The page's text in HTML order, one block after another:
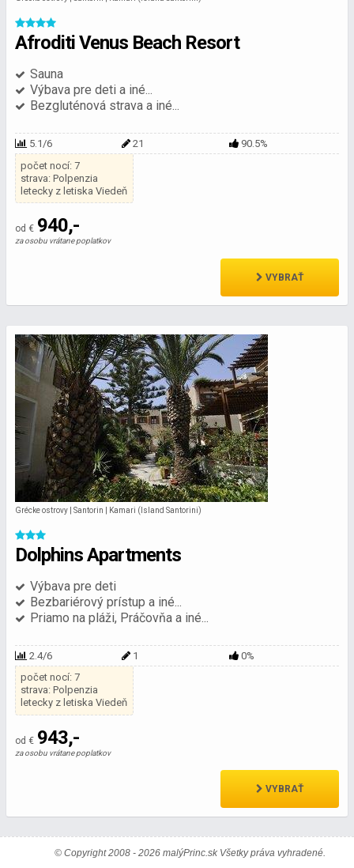
Afroditi Venus Beach Resort
Sauna
Výbava pre deti a iné...
Bezgluténová strava a iné...
5.1/6 21
90.5%
počet nocí: 7
strava: Polpenzia
letecky z letiska Viedeň
od € 940,-
za osobu vrátane poplatkov
VYBRAŤ
Grécke ostrovy | Santorin | Kamari (Island Santorini)
Dolphins Apartments
Výbava pre deti
Bezbariérový prístup a iné...
Priamo na pláži, Práčovňa a iné...
2.4/6 1
0%
počet nocí: 7
strava: Polpenzia
letecky z letiska Viedeň
od € 943,-
za osobu vrátane poplatkov
VYBRAŤ
© Copyright 2008 - 2026 malýPrinc.sk Všetky práva vyhradené.